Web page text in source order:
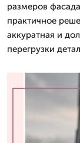
размеров
практичное
аккуратная и
перегрузки